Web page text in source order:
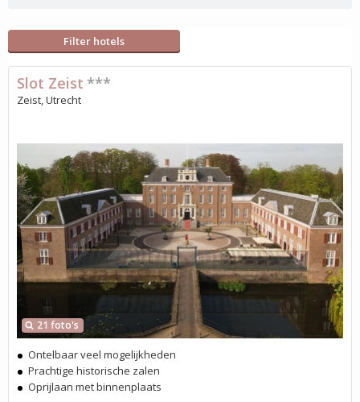
Filter hotels
21 foto's
Slot Zeist ***
Zeist, Utrecht
Ontelbaar veel mogelijkheden
Prachtige historische zalen
Oprijlaan met binnenplaats